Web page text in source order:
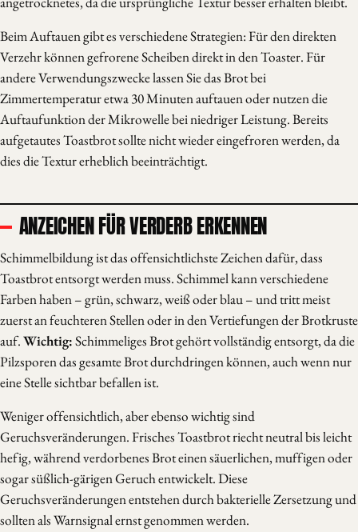
Beim Auftauen gibt es verschiedene Strategien: Für den direkten
Verzehr können gefrorene Scheiben direkt in den Toaster. Für
andere Verwendungszwecke lassen Sie das Brot bei
Zimmertemperatur etwa 30 Minuten auftauen oder nutzen die
Auftaufunktion der Mikrowelle bei niedriger Leistung. Bereits
aufgetautes Toastbrot sollte nicht wieder eingefroren werden, da
dies die Textur erheblich beeinträchtigt.
ANZEICHEN FÜR VERDERB ERKENNEN
Schimmelbildung ist das offensichtlichste Zeichen dafür, dass
Toastbrot entsorgt werden muss. Schimmel kann verschiedene
Farben haben – grün, schwarz, weiß oder blau – und tritt meist
zuerst an feuchteren Stellen oder in den Vertiefungen der Brotkruste
auf.Wichtig:Schimmeliges Brot gehört vollständig entsorgt, da die
Pilzsporen das gesamte Brot durchdringen können, auch wenn nur
eine Stelle sichtbar befallen ist.
Weniger offensichtlich, aber ebenso wichtig sind
Geruchsveränderungen. Frisches Toastbrot riecht neutral bis leicht
hefig, während verdorbenes Brot einen säuerlichen, muffigen oder
sogar süßlich-gärigen Geruch entwickelt. Diese
Geruchsveränderungen entstehen durch bakterielle Zersetzung und
sollten als Warnsignal ernst genommen werden.